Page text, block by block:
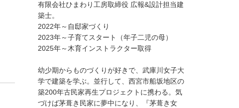
有限会社ひまわり工房取締役 広報&設計担当建
築士。
2022年～自邸家づくり
2023年～子育てスタート（年子二児の母）
2025年～木育インストラクター取得
幼少期からものづくりが好きで、武庫川女子大
学で建築を学ぶ。並行して、西宮市船坂地区の
築200年古民家再生プロジェクトに携わる。気
づけば茅葺き民家に夢中になり、『茅葺き女